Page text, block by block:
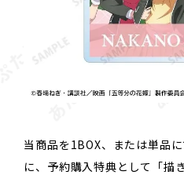
当商品を1BOX、または単品
に、予約購入特典として「描